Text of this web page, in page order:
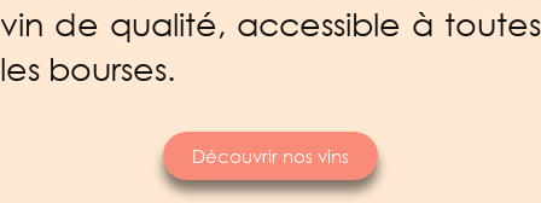
vin de qualité, accessible à toutes
les bourses.
Découvrir nos vins